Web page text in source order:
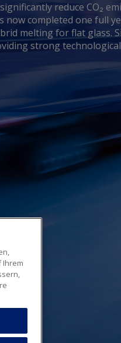
reduce CO₂
now completed one full
melting for flat glass.
strong
Ihrem